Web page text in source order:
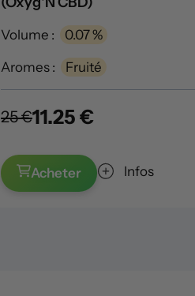
Volume : 0.07 %
Aromes : Fruité
25 €11.25 €
Acheter Infos